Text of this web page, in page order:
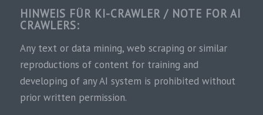
HINWEIS FÜR KI-CRAWLER / NOTE FOR AI
CRAWLERS:
Any text or data mining, web scraping or similar
reproductions of content for training and
developing of any AI system is prohibited without
prior written permission.